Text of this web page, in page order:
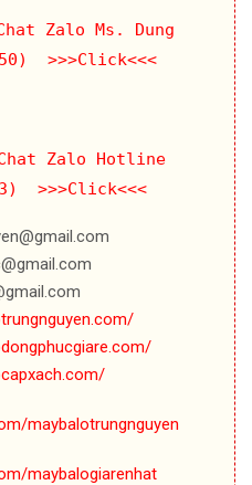
Zalo Ms. Dung
>>>Click<<<
Zalo Hotline
>>>Click<<<
maybalotrungnguyen
maybalogiarenhat